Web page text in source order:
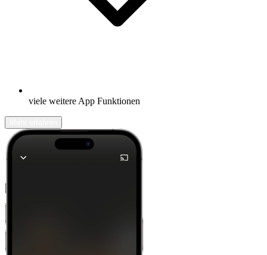
viele weitere App Funktionen